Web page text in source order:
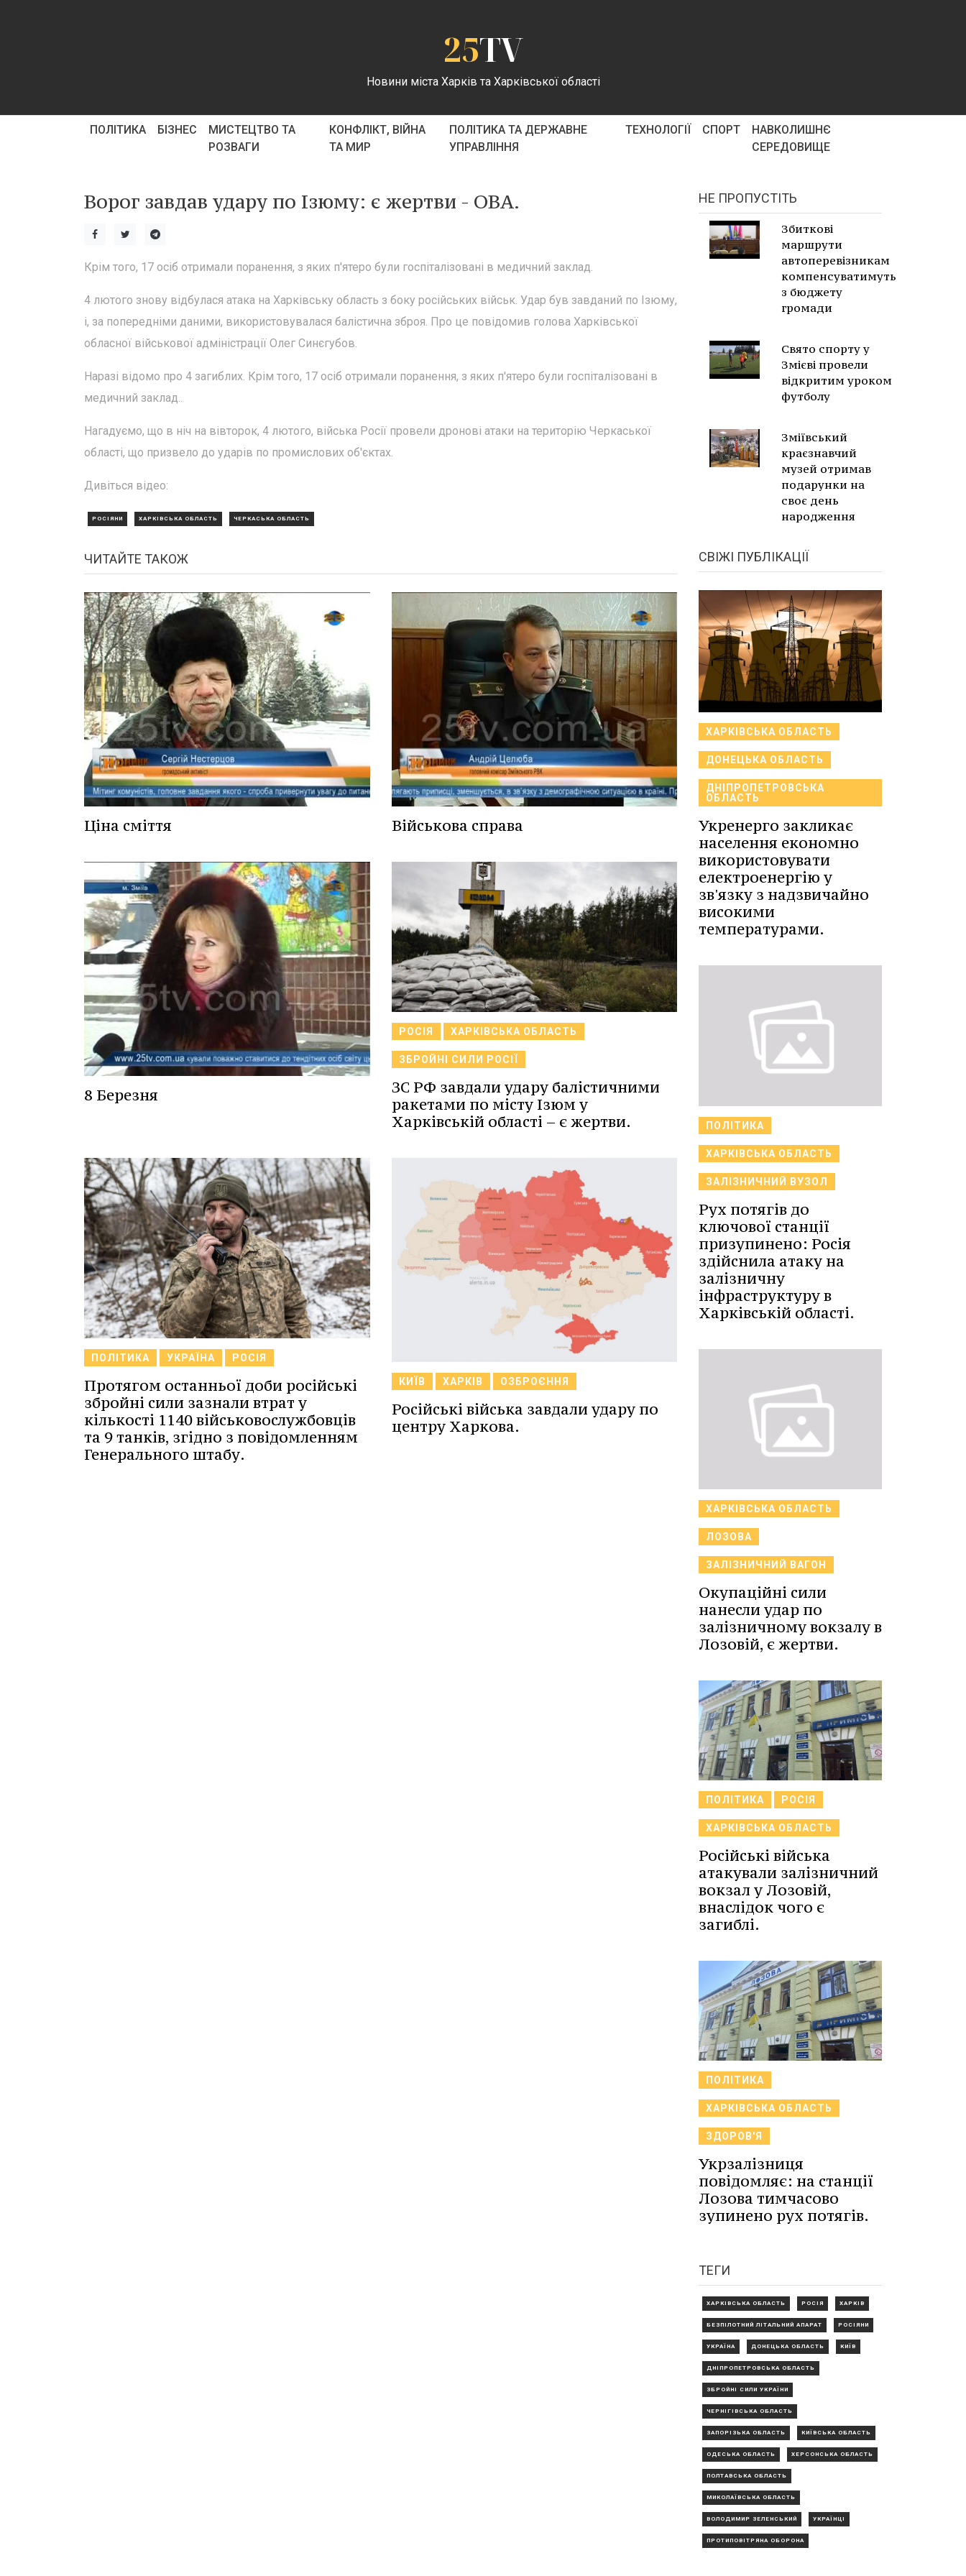
25TV
Новини міста Харків та Харківської області
ПОЛІТИКА БІЗНЕС
МИСТЕЦТВО ТА
РОЗВАГИ
КОНФЛІКТ, ВІЙНА
ТА МИР
ПОЛІТИКА ТА ДЕРЖАВНЕ
УПРАВЛІННЯ
ТЕХНОЛОГІЇ СПОРТ
НАВКОЛИШНЄ
СЕРЕДОВИЩЕ
Ворог завдав удару по Ізюму: є жертви - ОВА.
Крім того, 17 осіб отримали поранення, з яких п'ятеро були госпіталізовані в медичний заклад.
4 лютого знову відбулася атака на Харківську область з боку російських військ. Удар був завданий по Ізюму,
і, за попередніми даними, використовувалася балістична зброя. Про це повідомив голова Харківської
обласної військової адміністрації Олег Синєгубов.
Наразі відомо про 4 загиблих. Крім того, 17 осіб отримали поранення, з яких п'ятеро були госпіталізовані в
медичний заклад..
Нагадуємо, що в ніч на вівторок, 4 лютого, війська Росії провели дронові атаки на територію Черкаської
області, що призвело до ударів по промислових об'єктах.
Дивіться відео:
РОСІЯНИ ХАРКІВСЬКА ОБЛАСТЬ ЧЕРКАСЬКА ОБЛАСТЬ
ЧИТАЙТЕ ТАКОЖ
Ціна сміття Військова справа
8 Березня
РОСІЯ ХАРКІВСЬКА ОБЛАСТЬ
ЗБРОЙНІ СИЛИ РОСІЇ
ЗС РФ завдали удару балістичними
ракетами по місту Ізюм у
Харківській області – є жертви.
ПОЛІТИКА УКРАЇНА РОСІЯ
Протягом останньої доби російські
збройні сили зазнали втрат у
кількості 1140 військовослужбовців
та 9 танків, згідно з повідомленням
Генерального штабу.
КИЇВ ХАРКІВ ОЗБРОЄННЯ
Російські війська завдали удару по
центру Харкова.
НЕ ПРОПУСТІТЬ
Збиткові
маршрути
автоперевізникам
компенсуватимуть
з бюджету
громади
Свято спорту у
Змієві провели
відкритим уроком
футболу
Зміївський
краєзнавчий
музей отримав
подарунки на
своє день
народження
СВІЖІ ПУБЛІКАЦІЇ
ХАРКІВСЬКА ОБЛАСТЬ
ДОНЕЦЬКА ОБЛАСТЬ
ДНІПРОПЕТРОВСЬКА
ОБЛАСТЬ
Укренерго закликає
населення економно
використовувати
електроенергію у
зв'язку з надзвичайно
високими
температурами.
ПОЛІТИКА
ХАРКІВСЬКА ОБЛАСТЬ
ЗАЛІЗНИЧНИЙ ВУЗОЛ
Рух потягів до
ключової станції
призупинено: Росія
здійснила атаку на
залізничну
інфраструктуру в
Харківській області.
ХАРКІВСЬКА ОБЛАСТЬ
ЛОЗОВА
ЗАЛІЗНИЧНИЙ ВАГОН
Окупаційні сили
нанесли удар по
залізничному вокзалу в
Лозовій, є жертви.
ПОЛІТИКА РОСІЯ
ХАРКІВСЬКА ОБЛАСТЬ
Російські війська
атакували залізничний
вокзал у Лозовій,
внаслідок чого є
загиблі.
ПОЛІТИКА
ХАРКІВСЬКА ОБЛАСТЬ
ЗДОРОВ'Я
Укрзалізниця
повідомляє: на станції
Лозова тимчасово
зупинено рух потягів.
ТЕГИ
ХАРКІВСЬКА ОБЛАСТЬ РОСІЯ ХАРКІВ
БЕЗПІЛОТНИЙ ЛІТАЛЬНИЙ АПАРАТ РОСІЯНИ
УКРАЇНА ДОНЕЦЬКА ОБЛАСТЬ КИЇВ
ДНІПРОПЕТРОВСЬКА ОБЛАСТЬ
ЗБРОЙНІ СИЛИ УКРАЇНИ
ЧЕРНІГІВСЬКА ОБЛАСТЬ
ЗАПОРІЗЬКА ОБЛАСТЬ КИЇВСЬКА ОБЛАСТЬ
ОДЕСЬКА ОБЛАСТЬ ХЕРСОНСЬКА ОБЛАСТЬ
ПОЛТАВСЬКА ОБЛАСТЬ
МИКОЛАЇВСЬКА ОБЛАСТЬ
ВОЛОДИМИР ЗЕЛЕНСЬКИЙ УКРАЇНЦІ
ПРОТИПОВІТРЯНА ОБОРОНА